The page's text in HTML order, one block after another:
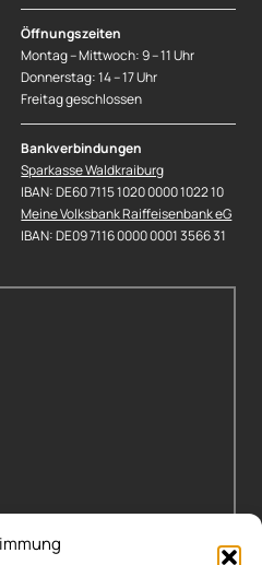
Öffnungszeiten
Montag – Mittwoch: 9 – 11 Uhr
Donnerstag: 14 – 17 Uhr
Freitag geschlossen
Bankverbindungen
Sparkasse Waldkraiburg
IBAN: DE60 7115 1020 0000 1022 10
Meine Volksbank Raiffeisenbank eG
IBAN: DE09 7116 0000 0001 3566 31